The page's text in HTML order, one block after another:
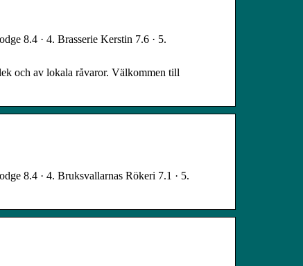
8.4 · 4. Brasserie Kerstin 7.6 · 5.
och av lokala råvaror. Välkommen till
8.4 · 4. Bruksvallarnas Rökeri 7.1 · 5.